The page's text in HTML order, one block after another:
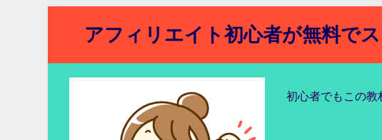
アフィリエイト初心者が無料で
初心者でもこの教